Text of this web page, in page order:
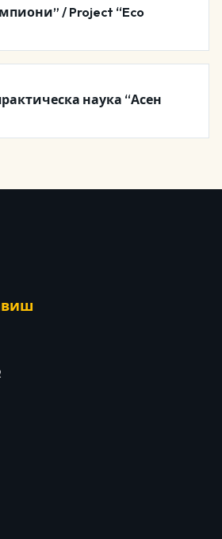
/ Project “Eco
наука “Асен